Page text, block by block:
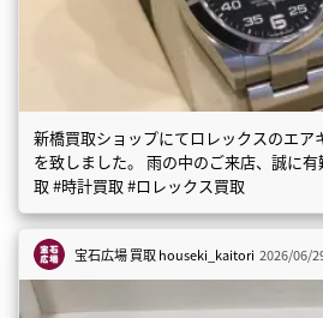
新橋買取ショップにてロレックスのエア
を致しました。 雨の中のご来店、誠に
取 #時計買取 #ロレックス買取
宝石広場 買取houseki_kaitori 2026/06/